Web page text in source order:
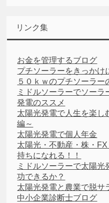
リンク集
お金を管理するブログ
プチソーラーをきっかけ
５０ｋｗのプチソーラー
ミドルソーラーでソー
発電のススメ
太陽光発電で人生を楽し
編～
太陽光発電で個人年金
太陽光・不動産・株・
持ちになれる！！
ミドルソーラーで太陽
功できるか？
太陽光発電と農業で脱サ
中小企業診断士ブログ